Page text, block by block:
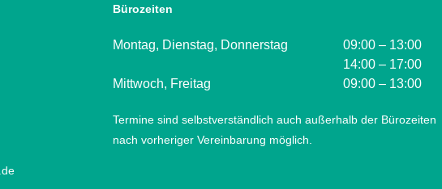
Bürozeiten
Montag, Dienstag, Donnerstag
09:00 – 13:00
14:00 – 17:00
Mittwoch, Freitag
09:00 – 13:00
Termine sind selbstverständlich auch außerhalb der Bürozeiten
nach vorheriger Vereinbarung möglich.